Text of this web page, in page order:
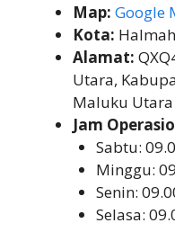
Map: Google
Kota:
Alamat:
Utara,
Maluku Utara
Jam
Sabtu:
Minggu:
Senin:
Selasa: